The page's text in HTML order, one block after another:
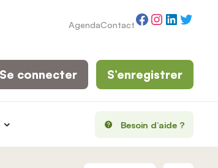
AgendaContactFacebook
Instagram
Besoin d’aide ?
Se connecter S’enregistrer